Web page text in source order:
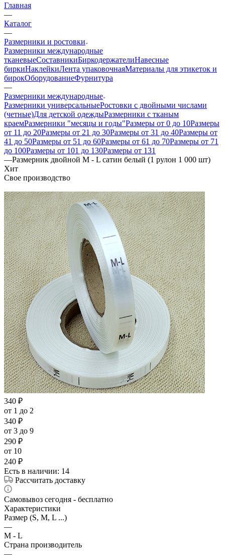
Главная
—
Каталог
—
Размерники и ростовки
Размерники международные
тканевыеСоставникиБиркодержателиНавесные
биркиНаклейкиЛента упаковочнаяМатериалы для этикеток и
бирокОборудованиеФурнитура
—
Размерники международные
Размерники универсальныеРостовки с двойными числами
(четные)Для детской одеждыРазмерники с тканым
краемРазмерники "месяцы и годы"Размеры от 0 до 10Размеры
от 11 до 20Размеры от 21 до 30Размеры от 31 до 40Размеры от
41 до 50Размеры от 51 до 60Размеры от 61 до 70Размеры от 71
до 100Размеры от 101 до 130Размеры от 131
—Размерник двойной M - L сатин белый (1 рулон 1 000 шт)
Хит
Свое производство
340 ₽
от 1 до 2
340 ₽
от 3 до 9
290 ₽
от 10
240 ₽
Есть в наличии: 14
Рассчитать доставку
Самовывоз сегодня - бесплатно
Характеристики
Размер (S, M, L ...)
—
M - L
Страна производитель